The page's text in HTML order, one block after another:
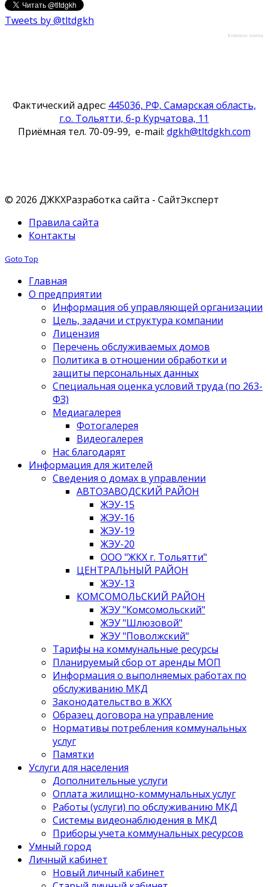
Tweets by @tltdgkh
Extension Joomla
Фактический адрес: 445036, РФ, Самарская область,
г.о. Тольятти, б-р Курчатова, 11
Приёмная тел. 70-09-99, e-mail: dgkh@tltdgkh.com
© 2026 ДЖКХРазработка сайта - СайтЭксперт
Правила сайта
Контакты
Goto Top
Главная
О предприятии
Информация об управляющей организации
Цель, задачи и структура компании
Лицензия
Перечень обслуживаемых домов
Политика в отношении обработки и
защиты персональных данных
Специальная оценка условий труда (по 263-
ФЗ)
Медиагалерея
Фотогалерея
Видеогалерея
Нас благодарят
Информация для жителей
Сведения о домах в управлении
АВТОЗАВОДСКИЙ РАЙОН
ЖЭУ-15
ЖЭУ-16
ЖЭУ-19
ЖЭУ-20
ООО "ЖКХ г. Тольятти"
ЦЕНТРАЛЬНЫЙ РАЙОН
ЖЭУ-13
КОМСОМОЛЬСКИЙ РАЙОН
ЖЭУ "Комсомольский"
ЖЭУ "Шлюзовой"
ЖЭУ "Поволжский"
Тарифы на коммунальные ресурсы
Планируемый сбор от аренды МОП
Информация о выполняемых работах по
обслуживанию МКД
Законодательство в ЖКХ
Образец договора на управление
Нормативы потребления коммунальных
услуг
Памятки
Услуги для населения
Дополнительные услуги
Оплата жилищно-коммунальных услуг
Работы (услуги) по обслуживанию МКД
Системы видеонаблюдения в МКД
Приборы учета коммунальных ресурсов
Умный город
Личный кабинет
Новый личный кабинет